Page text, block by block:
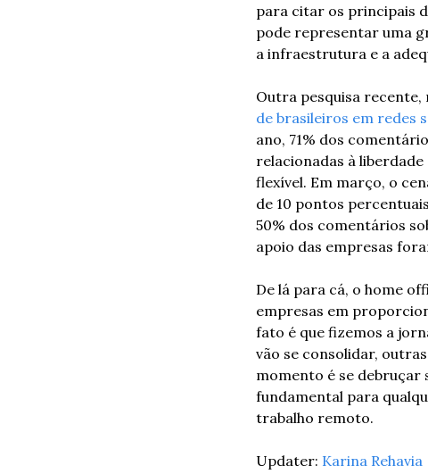
para citar os principais
pode representar uma
a infraestrutura e a
Outra pesquisa
de brasileiros em redes
ano, 71% dos
relacionadas à
flexível. Em março, o
de 10 pontos
50% dos comentários
apoio das empresas
De lá para cá, o home
empresas em
fato é que fizemos a
vão se consolidar,
momento é se debruçar
fundamental para
trabalho remoto.
Updater: Karina Rehavia